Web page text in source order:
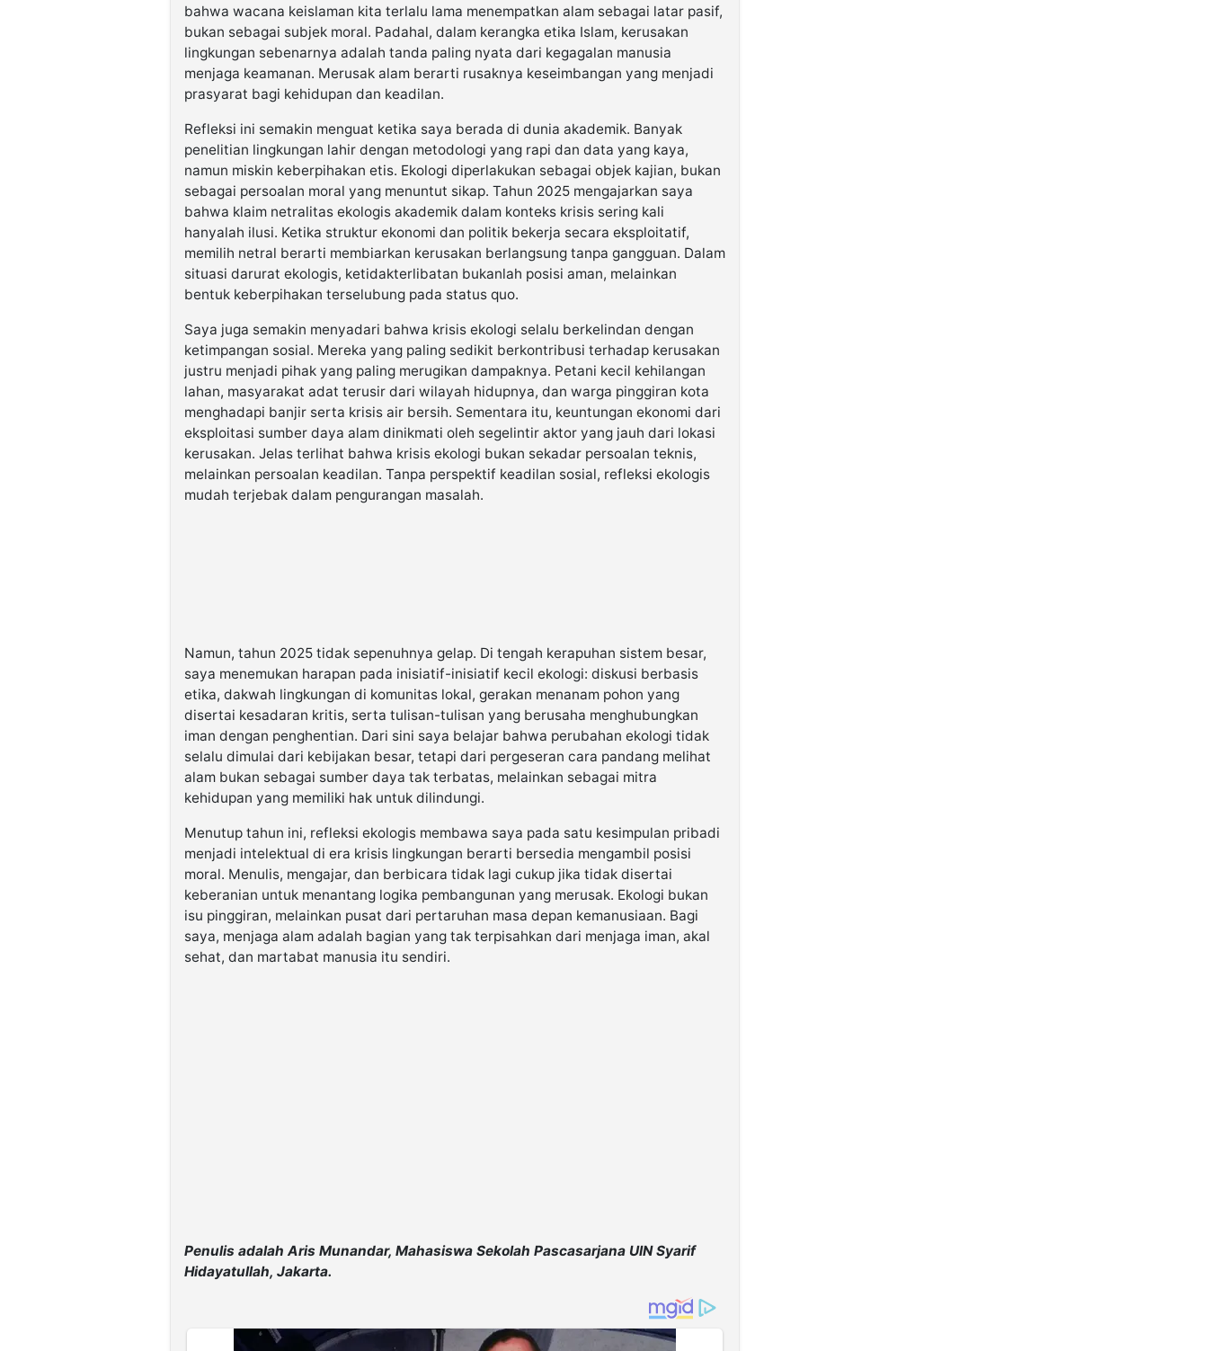
bahwa wacana keislaman kita terlalu lama menempatkan alam sebagai latar pasif,
bukan sebagai subjek moral. Padahal, dalam kerangka etika Islam, kerusakan
lingkungan sebenarnya adalah tanda paling nyata dari kegagalan manusia
menjaga keamanan. Merusak alam berarti rusaknya keseimbangan yang menjadi
prasyarat bagi kehidupan dan keadilan.
Refleksi ini semakin menguat ketika saya berada di dunia akademik. Banyak
penelitian lingkungan lahir dengan metodologi yang rapi dan data yang kaya,
namun miskin keberpihakan etis. Ekologi diperlakukan sebagai objek kajian, bukan
sebagai persoalan moral yang menuntut sikap. Tahun 2025 mengajarkan saya
bahwa klaim netralitas ekologis akademik dalam konteks krisis sering kali
hanyalah ilusi. Ketika struktur ekonomi dan politik bekerja secara eksploitatif,
memilih netral berarti membiarkan kerusakan berlangsung tanpa gangguan. Dalam
situasi darurat ekologis, ketidakterlibatan bukanlah posisi aman, melainkan
bentuk keberpihakan terselubung pada status quo.
Saya juga semakin menyadari bahwa krisis ekologi selalu berkelindan dengan
ketimpangan sosial. Mereka yang paling sedikit berkontribusi terhadap kerusakan
justru menjadi pihak yang paling merugikan dampaknya. Petani kecil kehilangan
lahan, masyarakat adat terusir dari wilayah hidupnya, dan warga pinggiran kota
menghadapi banjir serta krisis air bersih. Sementara itu, keuntungan ekonomi dari
eksploitasi sumber daya alam dinikmati oleh segelintir aktor yang jauh dari lokasi
kerusakan. Jelas terlihat bahwa krisis ekologi bukan sekadar persoalan teknis,
melainkan persoalan keadilan. Tanpa perspektif keadilan sosial, refleksi ekologis
mudah terjebak dalam pengurangan masalah.
Namun, tahun 2025 tidak sepenuhnya gelap. Di tengah kerapuhan sistem besar,
saya menemukan harapan pada inisiatif-inisiatif kecil ekologi: diskusi berbasis
etika, dakwah lingkungan di komunitas lokal, gerakan menanam pohon yang
disertai kesadaran kritis, serta tulisan-tulisan yang berusaha menghubungkan
iman dengan penghentian. Dari sini saya belajar bahwa perubahan ekologi tidak
selalu dimulai dari kebijakan besar, tetapi dari pergeseran cara pandang melihat
alam bukan sebagai sumber daya tak terbatas, melainkan sebagai mitra
kehidupan yang memiliki hak untuk dilindungi.
Menutup tahun ini, refleksi ekologis membawa saya pada satu kesimpulan pribadi
menjadi intelektual di era krisis lingkungan berarti bersedia mengambil posisi
moral. Menulis, mengajar, dan berbicara tidak lagi cukup jika tidak disertai
keberanian untuk menantang logika pembangunan yang merusak. Ekologi bukan
isu pinggiran, melainkan pusat dari pertaruhan masa depan kemanusiaan. Bagi
saya, menjaga alam adalah bagian yang tak terpisahkan dari menjaga iman, akal
sehat, dan martabat manusia itu sendiri.
Penulis adalah Aris Munandar, Mahasiswa Sekolah Pascasarjana UIN Syarif
Hidayatullah, Jakarta.